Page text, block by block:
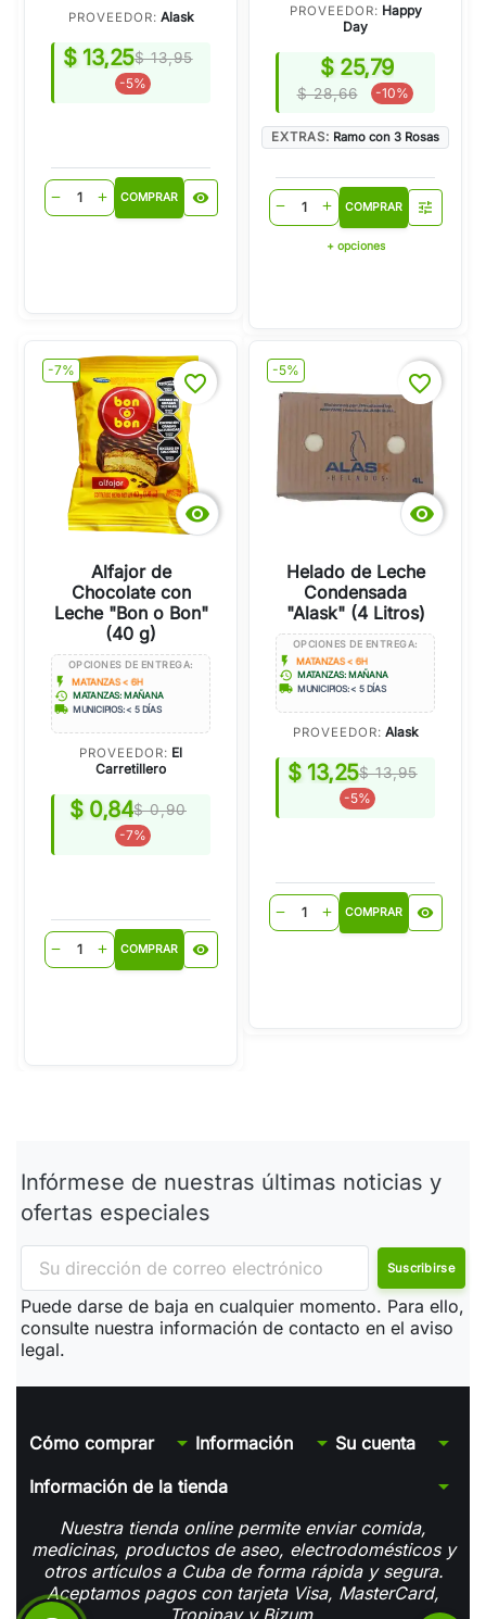
PROVEEDOR: Alask
$ 13,25$ 13,95
-5%
remove add COMPRAR visibility
PROVEEDOR: Happy
Day
$ 25,79
$ 28,66 -10%
EXTRAS: Ramo con 3 Rosas
remove add COMPRAR tune
+ opciones
-7%

favorite_border
Alfajor de
Chocolate con
Leche "Bon o Bon"
(40 g)
OPCIONES DE ENTREGA:
flash_on MATANZAS < 6H
history MATANZAS: MAÑANA
local_shipping MUNICIPIOS: < 5 DÍAS
PROVEEDOR: El
Carretillero
$ 0,84$ 0,90
-7%
remove add COMPRAR visibility
-5%

favorite_border
Helado de Leche
Condensada
"Alask" (4 Litros)
OPCIONES DE ENTREGA:
flash_on MATANZAS < 6H
history MATANZAS: MAÑANA
local_shipping MUNICIPIOS: < 5 DÍAS
PROVEEDOR: Alask
$ 13,25$ 13,95
-5%
remove add COMPRAR visibility
Infórmese de nuestras últimas noticias y
ofertas especiales
Puede darse de baja en cualquier momento. Para ello,
consulte nuestra información de contacto en el aviso
legal.
Cómo comprar arrow_drop_down Información arrow_drop_down Su cuenta arrow_drop_down
Información de la tienda arrow_drop_down
Nuestra tienda online permite enviar comida,
medicinas, productos de aseo, electrodomésticos y
otros artículos a Cuba de forma rápida y segura.
Aceptamos pagos con tarjeta Visa, MasterCard,